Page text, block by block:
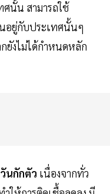
นั้น สามารถใช้
อยู่กับประเทศนั้นๆ
ยังไม่ได้กำหนดหลัก
นกักตัว เนื่องจากทั่ว